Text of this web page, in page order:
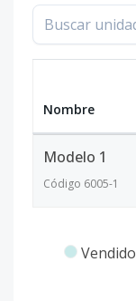
Nombre
Modelo 1
Código 6005-1
Vendido